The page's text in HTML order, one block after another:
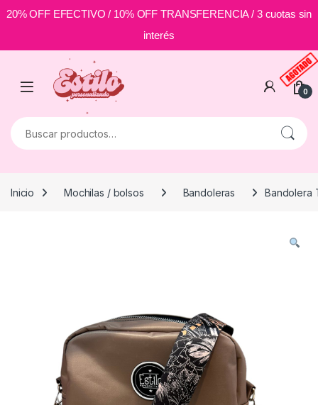
20% OFF EFECTIVO / 10% OFF TRANSFERENCIA / 3 cuotas sin
interés
Skip to navigation
0
Buscar por:
Inicio Mochilas / bolsos Bandoleras Bandolera